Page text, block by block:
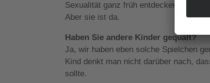
Sexualität ganz früh entdecken, ohne
Aber sie ist da.
Haben Sie andere Kinder gequält?
Ja, wir haben eben solche Spielchen
Kind denkt man nicht darüber nach,
sollte.